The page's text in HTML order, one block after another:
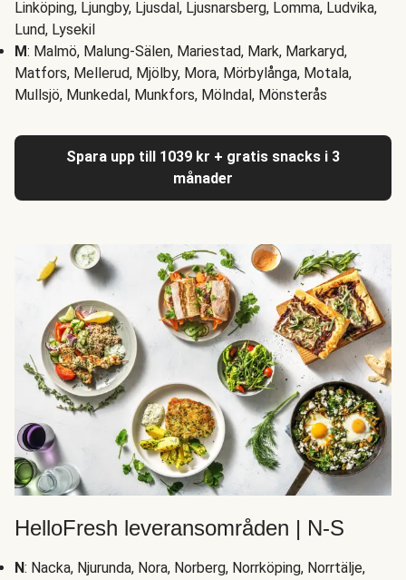
Linköping, Ljungby, Ljusdal, Ljusnarsberg, Lomma, Ludvika,
Lund, Lysekil
M: Malmö, Malung-Sälen, Mariestad, Mark, Markaryd,
Matfors, Mellerud, Mjölby, Mora, Mörbylånga, Motala,
Mullsjö, Munkedal, Munkfors, Mölndal, Mönsterås
Spara upp till 1039 kr + gratis snacks i 3
månader
HelloFresh leveransområden | N-S
N: Nacka, Njurunda, Nora, Norberg, Norrköping, Norrtälje,